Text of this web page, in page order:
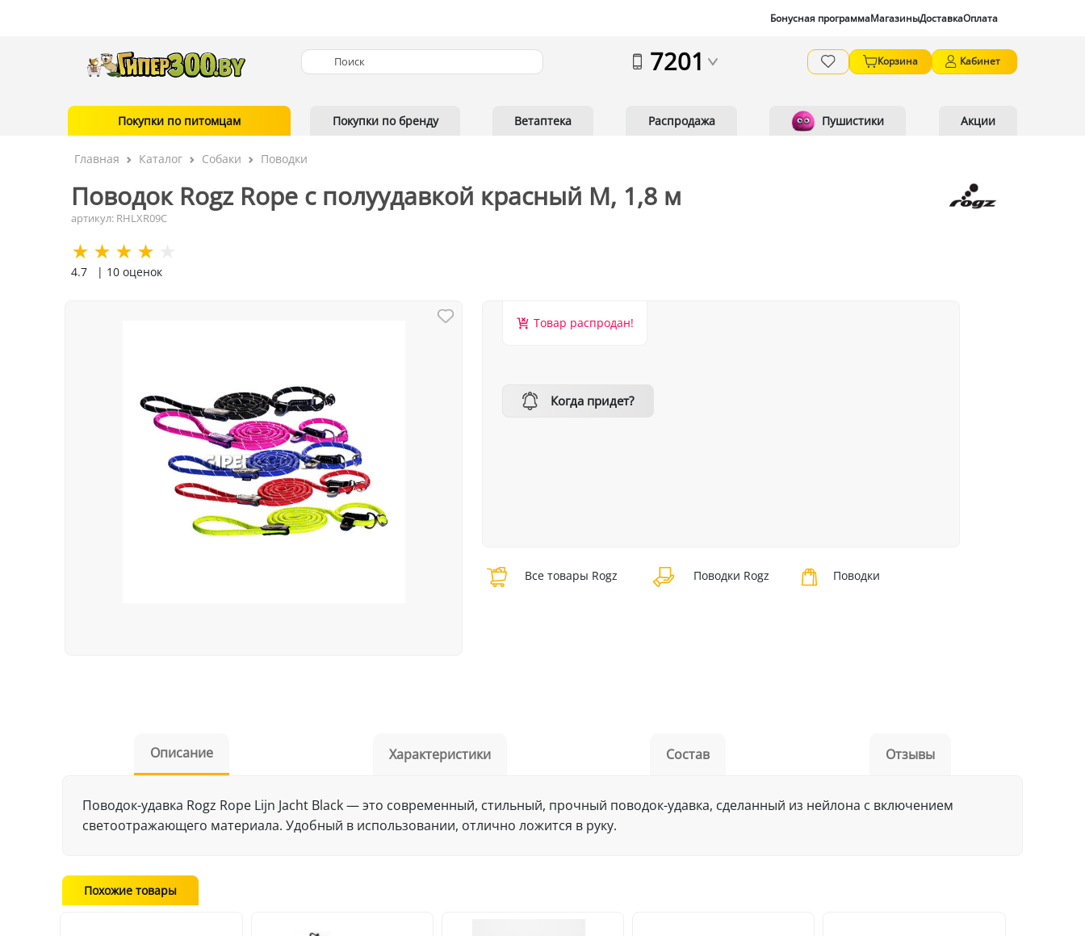
Бонусная программаМагазиныДоставкаОплата
7201 Корзина Кабинет
Покупки по питомцам Покупки по бренду Ветаптека Распродажа Пушистики Акции
Главная Каталог Собаки Поводки
Поводок Rogz Rope с полуудавкой красный M, 1,8 м
артикул: RHLXR09C
4.7 | 10 оценок
Товар распродан!
Когда придет?
Все товары Rogz Поводки Rogz Поводки
Описание Характеристики Состав Отзывы
Поводок-удавка Rogz Rope Lijn Jacht Black — это современный, стильный, прочный поводок-удавка, сделанный из нейлона с включением
светоотражающего материала. Удобный в использовании, отлично ложится в руку.
Похожие товары